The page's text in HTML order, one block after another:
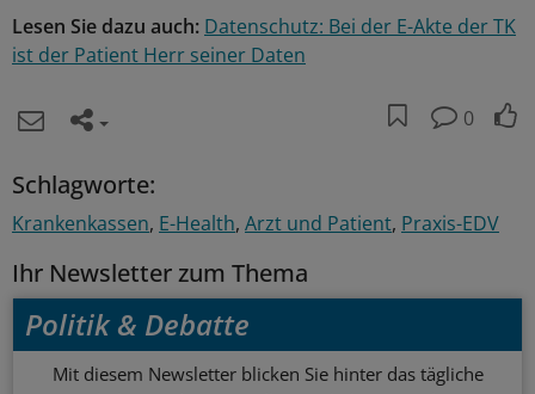
Lesen Sie dazu auch: Datenschutz: Bei der E-Akte der TK
ist der Patient Herr seiner Daten
0
Schlagworte:
Krankenkassen E-Health Arzt und Patient Praxis-EDV
Ihr Newsletter zum Thema
Politik & Debatte
Mit diesem Newsletter blicken Sie hinter das tägliche